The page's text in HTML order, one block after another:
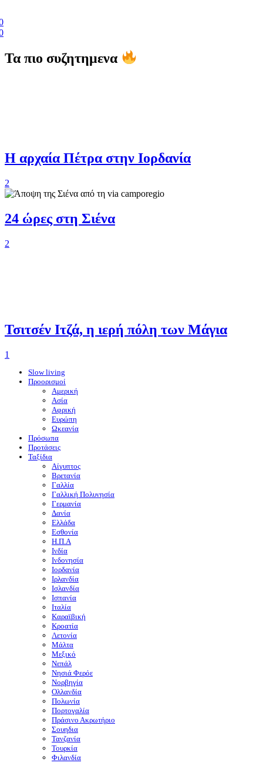
Τα πιο συζητημενα
Η αρχαία Πέτρα στην Ιορδανία
2
24 ώρες στη Σιένα
2
Τσιτσέν Ιτζά, η ιερή πόλη των Μάγια
1
Slow living
Προορισμοί
Αμερική
Ασία
Αφρική
Ευρώπη
Ωκεανία
Πρόσωπα
Προτάσεις
Ταξίδια
Αίγυπτος
Βρετανία
Γαλλία
Γαλλική Πολυνησία
Γερμανία
Δανία
Ελλάδα
Εσθονία
Η.Π.Α
Ινδία
Ινδονησία
Ιορδανία
Ιρλανδία
Ισλανδία
Ισπανία
Ιταλία
Καραϊβική
Κροατία
Λετονία
Μάλτα
Μεξικό
Νεπάλ
Νησιά Φερόε
Νορβηγία
Ολλανδία
Πολωνία
Πορτογαλία
Πράσινο Ακρωτήριο
Σουηδια
Τανζανία
Τουρκία
Φιλανδία